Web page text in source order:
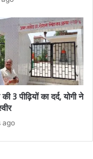
3 पीढ़ियों का दर्द, योगी ने
ago